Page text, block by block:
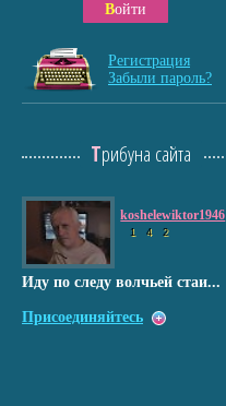
Войти
Регистрация
Забыли пароль?
Трибуна сайта
koshelewiktor1946
1 4 2
Иду по следу волчьей стаи...
Присоединяйтесь